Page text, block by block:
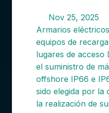
Nov 25, 2025
Armarios
equipos de
lugares de acceso
el suministro de
offshore IP66 e
sido elegida por la
la realización de